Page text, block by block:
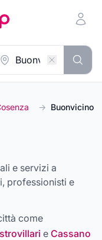
→ Buonvicino
e servizi a
professionisti e
come
e Cassano